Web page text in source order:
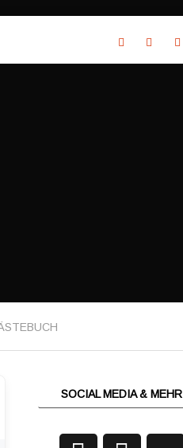
SOCIAL MEDIA & MEHR